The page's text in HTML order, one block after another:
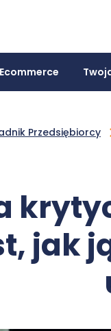
Przedsiębiorcy
jak